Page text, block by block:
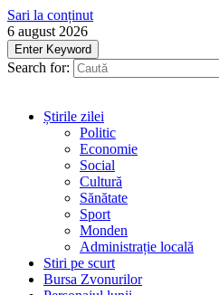
Sari la conținut
6 august 2026
Enter Keyword
Search for:
Știrile zilei
Politic
Economie
Social
Cultură
Sănătate
Sport
Monden
Administrație locală
Stiri pe scurt
Bursa Zvonurilor